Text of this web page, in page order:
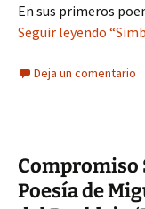
En sus primeros
Seguir leyendo
Deja un comentario
Compromiso
Poesía de